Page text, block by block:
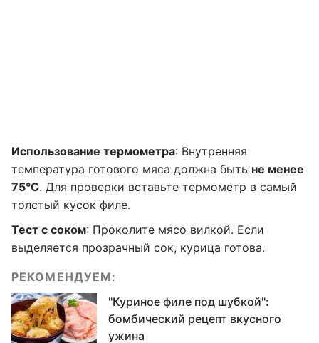
Использование термометра: Внутренняя
температура готового мяса должна быть не менее
75°C. Для проверки вставьте термометр в самый
толстый кусок филе.
Тест с соком: Проколите мясо вилкой. Если
выделяется прозрачный сок, курица готова.
РЕКОМЕНДУЕМ:
"Куриное филе под шубкой":
бомбический рецепт вкусного
ужина